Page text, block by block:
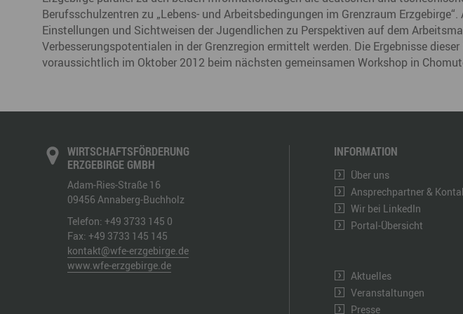
Berufsschulzentren zu „Lebens- und Arbeitsbedingungen im Grenzraum
Einstellungen und Sichtweisen der Jugendlichen zu Perspektiven auf dem
Verbesserungspotentialen in der Grenzregion ermittelt werden. Die Ergebnisse
voraussichtlich im Oktober 2012 beim nächsten gemeinsamen Workshop in
WIRTSCHAFTSFÖRDERUNG
ERZGEBIRGE GMBH
Adam-Ries-Straße 16
09456 Annaberg-Buchholz
Telefon: +49 3733 145 0
Fax: +49 3733 145 145
kontakt@wfe-erzgebirge.de
www.wfe-erzgebirge.de
INFORMATION
Über uns
Ansprechpartner &
Wir bei LinkedIn
Portal-Übersicht
Aktuelles
Veranstaltungen
Presse